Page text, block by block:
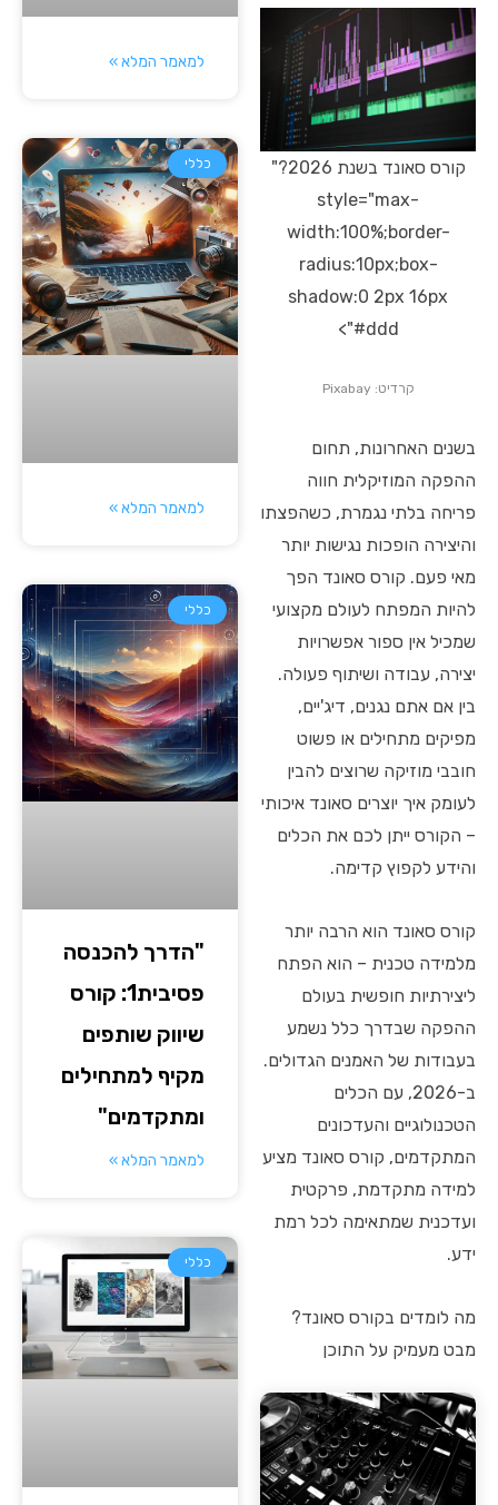
קורס סאונד בשנת 2026?"
style="max-
width:100%;border-
radius:10px;box-
shadow:0 2px 16px
#ddd">
קרדיט: Pixabay
בשנים האחרונות, תחום
ההפקה המוזיקלית חווה
פריחה בלתי נגמרת, כשהפצתו
והיצירה הופכות נגישות יותר
מאי פעם. קורס סאונד הפך
להיות המפתח לעולם מקצועי
שמכיל אין ספור אפשרויות
יצירה, עבודה ושיתוף פעולה.
בין אם אתם נגנים, דיג'יים,
מפיקים מתחילים או פשוט
חובבי מוזיקה שרוצים להבין
לעומק איך יוצרים סאונד איכותי
– הקורס ייתן לכם את הכלים
והידע לקפוץ קדימה.
קורס סאונד הוא הרבה יותר
מלמידה טכנית – הוא הפתח
ליצירתיות חופשית בעולם
ההפקה שבדרך כלל נשמע
בעבודות של האמנים הגדולים.
ב-2026, עם הכלים
הטכנולוגיים והעדכונים
המתקדמים, קורס סאונד מציע
למידה מתקדמת, פרקטית
ועדכנית שמתאימה לכל רמת
ידע.
מה לומדים בקורס סאונד?
מבט מעמיק על התוכן
למאמר המלא »
כללי
למאמר המלא »
כללי
"הדרך להכנסה
פסיבית1: קורס
שיווק שותפים
מקיף למתחילים
ומתקדמים"
למאמר המלא »
כללי